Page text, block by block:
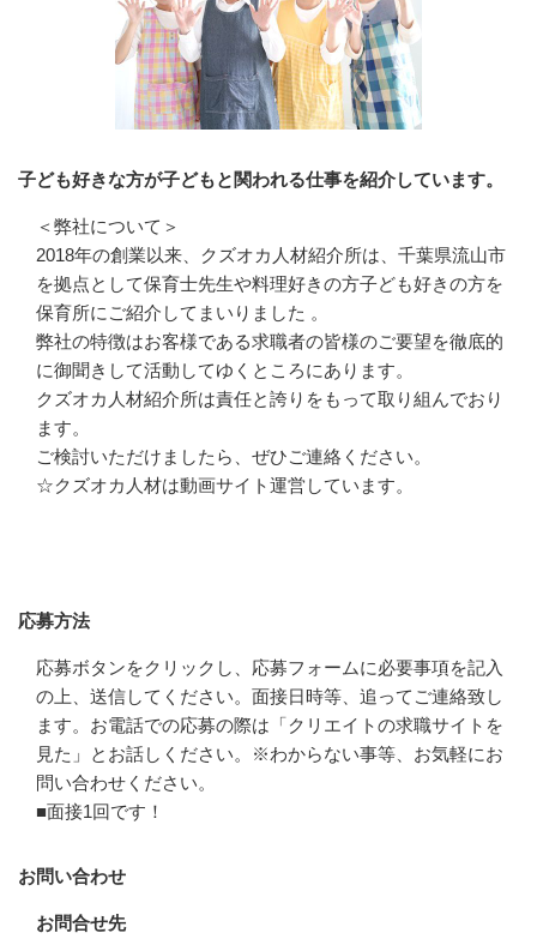
子ども好きな方が子どもと関われる仕事を紹介しています。
＜弊社について＞
2018年の創業以来、クズオカ人材紹介所は、千葉県流山市
を拠点として保育士先生や料理好きの方子ども好きの方を
保育所にご紹介してまいりました 。
弊社の特徴はお客様である求職者の皆様のご要望を徹底的
に御聞きして活動してゆくところにあります。
クズオカ人材紹介所は責任と誇りをもって取り組んでおり
ます。
ご検討いただけましたら、ぜひご連絡ください。
☆クズオカ人材は動画サイト運営しています。
応募方法
応募ボタンをクリックし、応募フォームに必要事項を記入
の上、送信してください。面接日時等、追ってご連絡致し
ます。お電話での応募の際は「クリエイトの求職サイトを
見た」とお話しください。※わからない事等、お気軽にお
問い合わせください。
■面接1回です！
お問い合わせ
お問合せ先